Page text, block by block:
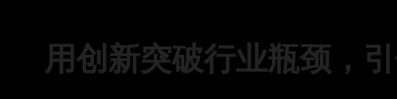
用创新突破行业瓶颈 ，